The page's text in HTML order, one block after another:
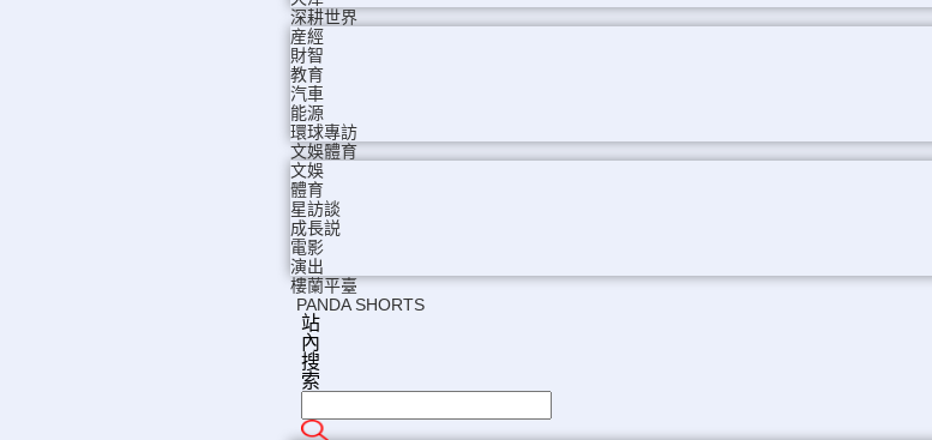
深耕世界
産經
財智
教育
汽車
能源
環球專訪
文娛體育
文娛
體育
星訪談
成長説
電影
演出
樓蘭平臺
PANDA SHORTS
站
內
搜
索